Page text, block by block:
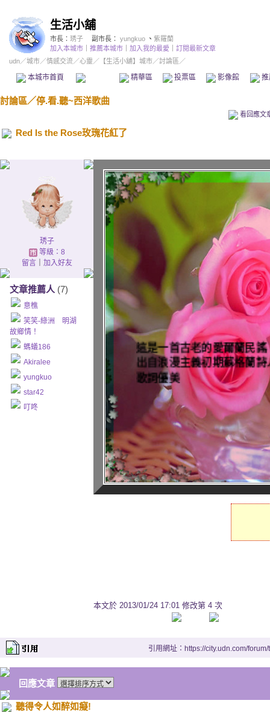
生活小舖
市長： 琇子 副市長： yungkuo 、 紫羅蘭
加入本城市
推薦本城市 加入我的最愛
訂閱最新文章
udn／城市／情感交流／心靈 ／ 【生活小舖】城市／討論區／
本城市首頁 精華區 投票區 影像館
討論區／停.看.聽~西洋歌曲
看回應文
Red Is the Rose玫瑰花紅了
琇子
等級：8
留言｜ 加入好友
文章推薦人 (7)
意樵
笑笑-綠洲 明湖
故鄉情！
螞蟻186
Akiralee
yungkuo
star42
叮咚
這是一首古老的愛爾蘭民謠
出自浪漫主義初期蘇格蘭
歌詞優美
人人都能朗朗上口
聽日籍歌手藤田惠美唱的
令人如痴如醉
Red Is the Rose
玫瑰花紅了
歌手：藤田惠美
Red is the rose in yonder
長在遠方花園裡的紅玫瑰開
And clear is the water that
從Boyne山流下的河水是多
我的英俊愛爾蘭少年啊，
本文於 2013/01/24 17:01 修改第 4 次
引用網址：https://city.udn.com/
回應文章
聽得令人如醉如癡!